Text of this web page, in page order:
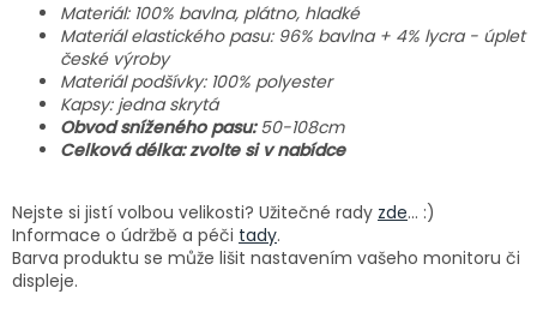
Materiál: 100% bavlna, plátno, hladké
Materiál elastického pasu: 96% bavlna + 4% lycra - úplet
české výroby
Materiál podšívky: 100% polyester
Kapsy: jedna skrytá
Obvod sníženého pasu: 50-108cm
Celková délka: zvolte si v nabídce
Nejste si jistí volbou velikosti? Užitečné rady zde... :)
Informace o údržbě a péči tady.
Barva produktu se může lišit nastavením vašeho monitoru či
displeje.